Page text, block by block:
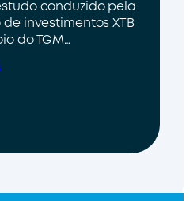
conduzido pela
investimentos XTB
do TGM…